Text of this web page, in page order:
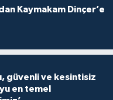
Kaymakam Dinçer’e
güvenli ve kesintisiz
en temel